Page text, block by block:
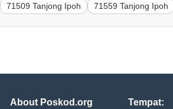
71509 Tanjong Ipoh 71559 Tanjong Ipoh
About Poskod.org Tempat: